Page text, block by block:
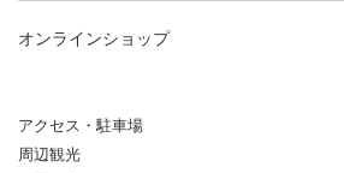
オンラインショップ
アクセス・駐車場
周辺観光